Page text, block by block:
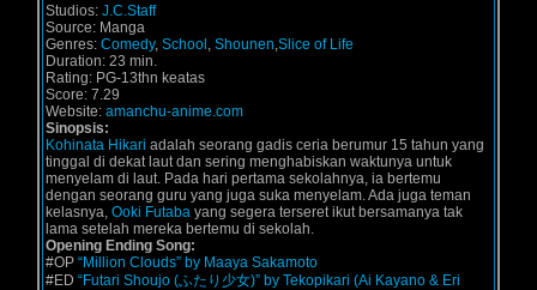
Studios: J.C.Staff
Source: Manga
Genres: Comedy, School , Shounen,Slice of Life
Duration: 23 min.
Rating: PG-13thn keatas
Score: 7.29
Website: amanchu-anime.com
Sinopsis:
Kohinata Hikari adalah seorang gadis ceria berumur 15 tahun yang
tinggal di dekat laut dan sering menghabiskan waktunya untuk
menyelam di laut. Pada hari pertama sekolahnya, ia bertemu
dengan seorang guru yang juga suka menyelam. Ada juga teman
kelasnya, Ooki Futaba yang segera terseret ikut bersamanya tak
lama setelah mereka bertemu di sekolah.
Opening Ending Song:
#OP “Million Clouds” by Maaya Sakamoto
#ED “Futari Shoujo (ふたり少女)” by Tekopikari (Ai Kayano & Eri